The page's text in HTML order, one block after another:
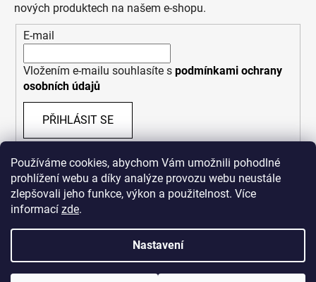
Používáme cookies, abychom Vám umožnili pohodlné
prohlížení webu a díky analýze provozu webu neustále
zlepšovali jeho funkce, výkon a použitelnost. Více
informací zde.
Nastavení
nových produktech na našem e-shopu.
E-mail
Vložením e-mailu souhlasíte s podmínkami ochrany
osobních údajů
PŘIHLÁSIT SE
Vytvořil Shoptet